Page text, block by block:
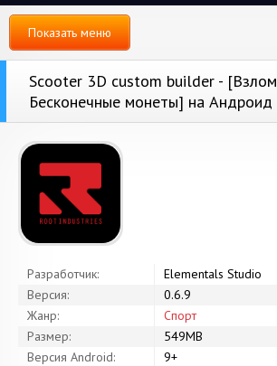
Показать меню
Scooter 3D custom builder - [Взлом
Бесконечные монеты] на Андроид
Разработчик:
Elementals Studio
Версия:
0.6.9
Жанр:
Спорт
Размер:
549MB
Версия Android:
9+